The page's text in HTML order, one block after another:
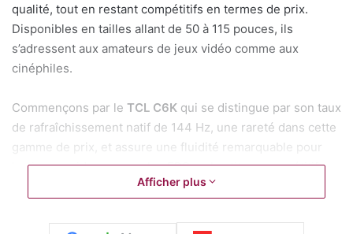
qualité, tout en restant compétitifs en termes de prix.
Disponibles en tailles allant de 50 à 115 pouces, ils
s’adressent aux amateurs de jeux vidéo comme aux
cinéphiles.
Commençons par le TCL C6K qui se distingue par son taux
de rafraîchissement natif de 144 Hz, une rareté dans cette
gamme de prix, et assure une fluidité remarquable pour
les jeux rapides comme les FPS ou les titres compétitifs.
Compatible HDMI 2.1, il prend en charge l’ALLM (
Premium Propour éliminer les déchirures d’image.
Afficher plus